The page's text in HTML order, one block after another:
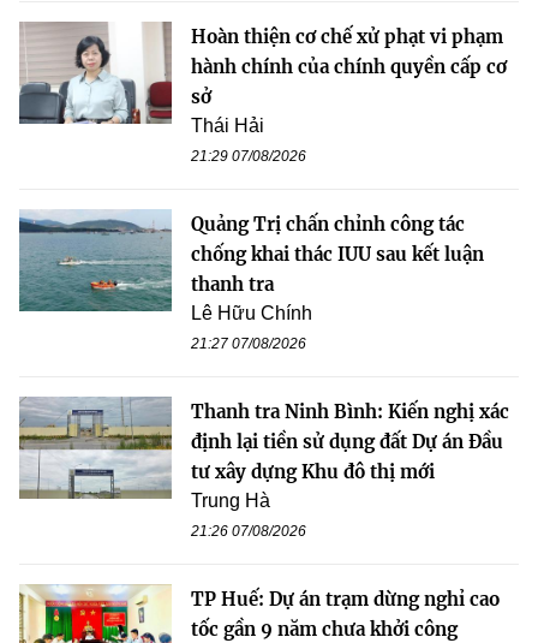
Hoàn thiện cơ chế xử phạt vi phạm
hành chính của chính quyền cấp cơ
sở
Thái Hải
21:29 07/08/2026
Quảng Trị chấn chỉnh công tác
chống khai thác IUU sau kết luận
thanh tra
Lê Hữu Chính
21:27 07/08/2026
Thanh tra Ninh Bình: Kiến nghị xác
định lại tiền sử dụng đất Dự án Đầu
tư xây dựng Khu đô thị mới
Trung Hà
21:26 07/08/2026
TP Huế: Dự án trạm dừng nghỉ cao
tốc gần 9 năm chưa khởi công